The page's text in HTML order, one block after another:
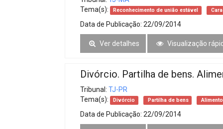
Tema(s):
Reconhecimento de união estável
Data de Publicação: 22/09/2014
Ver detalhes Visualização
Divórcio. Partilha de bens.
Tribunal: TJ-PR
Tema(s):
Divórcio Partilha de bens
Data de Publicação: 22/09/2014